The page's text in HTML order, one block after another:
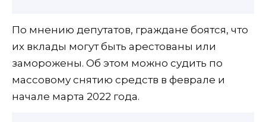
По мнению депутатов, граждане боятся, что
их вклады могут быть арестованы или
заморожены. Об этом можно судить по
массовому снятию средств в феврале и
начале марта 2022 года.